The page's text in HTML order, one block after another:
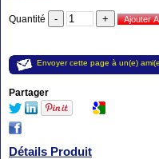
Quantité
Envoyer cette page à un(e)
Partager
Détails Produit